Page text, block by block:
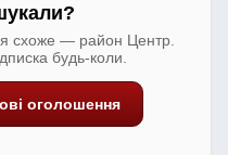
схоже — район Центр.
будь-коли.
оголошення